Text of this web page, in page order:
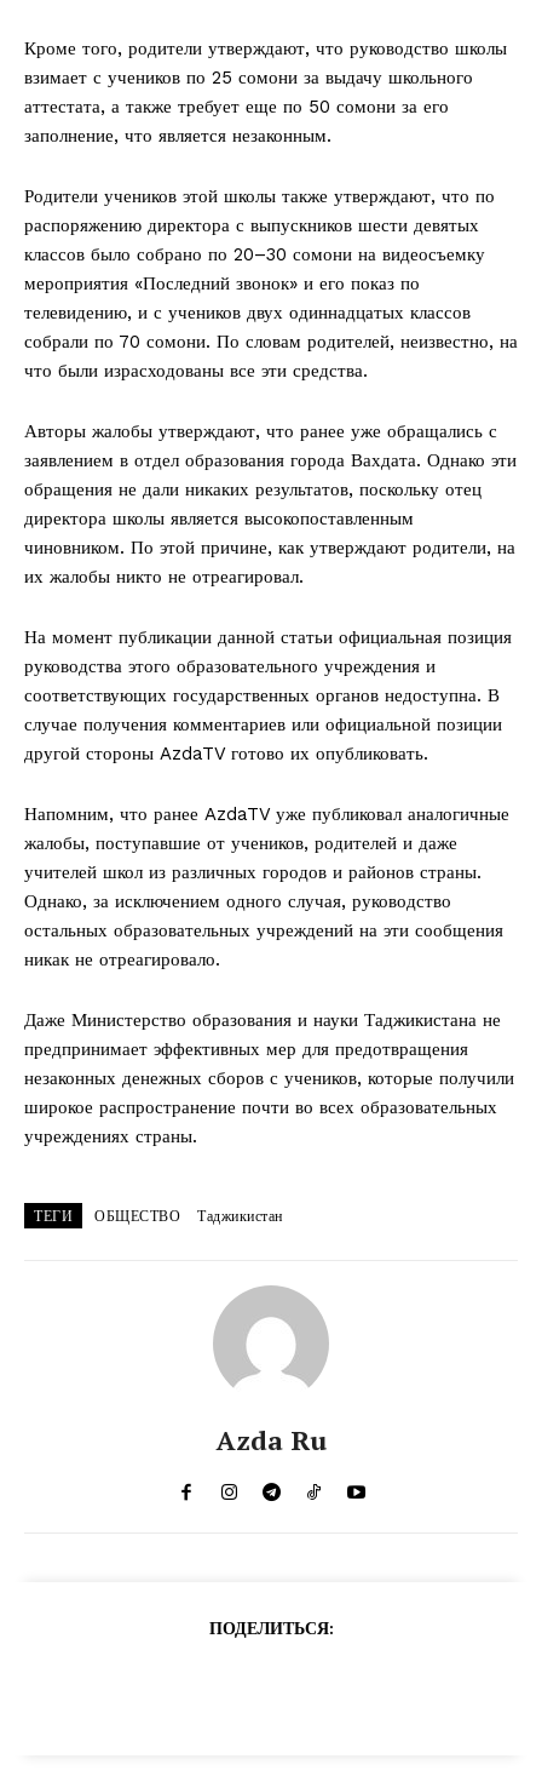
Кроме того, родители утверждают, что руководство школы
взимает с учеников по 25 сомони за выдачу школьного
аттестата, а также требует еще по 50 сомони за его
заполнение, что является незаконным.
Родители учеников этой школы также утверждают, что по
распоряжению директора с выпускников шести девятых
классов было собрано по 20–30 сомони на видеосъемку
мероприятия «Последний звонок» и его показ по
телевидению, и с учеников двух одиннадцатых классов
собрали по 70 сомони. По словам родителей, неизвестно, на
что были израсходованы все эти средства.
Авторы жалобы утверждают, что ранее уже обращались с
заявлением в отдел образования города Вахдата. Однако эти
обращения не дали никаких результатов, поскольку отец
директора школы является высокопоставленным
чиновником. По этой причине, как утверждают родители, на
их жалобы никто не отреагировал.
На момент публикации данной статьи официальная позиция
руководства этого образовательного учреждения и
соответствующих государственных органов недоступна. В
случае получения комментариев или официальной позиции
другой стороны AzdaTV готово их опубликовать.
Напомним, что ранее AzdaTV уже публиковал аналогичные
жалобы, поступавшие от учеников, родителей и даже
учителей школ из различных городов и районов страны.
Однако, за исключением одного случая, руководство
остальных образовательных учреждений на эти сообщения
никак не отреагировало.
Даже Министерство образования и науки Таджикистана не
предпринимает эффективных мер для предотвращения
незаконных денежных сборов с учеников, которые получили
широкое распространение почти во всех образовательных
учреждениях страны.
ТЕГИ ОБЩЕСТВО Таджикистан
Azda Ru
ПОДЕЛИТЬСЯ: